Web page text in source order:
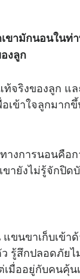
ขามักนอนใน
งลูก
จริงของลูก แ
เข้าใจลูกมา
างการนอนคื
ขายังไม่รู้จักปิ
ขนขาเก็บเข้
รู้สึกปลอดภัย
มื่ออยู่กับคนคุ้น